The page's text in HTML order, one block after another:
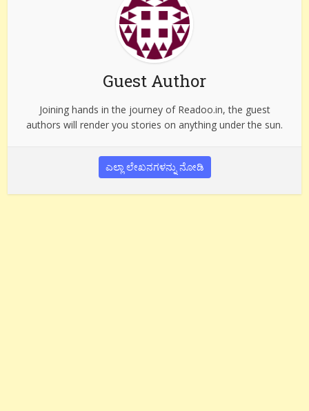
Guest Author
Joining hands in the journey of Readoo.in, the guest
authors will render you stories on anything under the sun.
ಎಲ್ಲಾ ಲೇಖನಗಳನ್ನು ನೋಡಿ